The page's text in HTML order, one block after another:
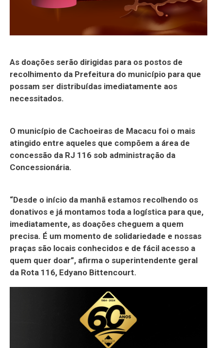
As doações serão dirigidas para os postos de
recolhimento da Prefeitura do município para que
possam ser distribuídas imediatamente aos
necessitados.
O município de Cachoeiras de Macacu foi o mais
atingido entre aqueles que compõem a área de
concessão da RJ 116 sob administração da
Concessionária.
“Desde o início da manhã estamos recolhendo os
donativos e já montamos toda a logística para que,
imediatamente, as doações cheguem a quem
precisa. É um momento de solidariedade e nossas
praças são locais conhecidos e de fácil acesso a
quem quer doar”, afirma o superintendente geral
da Rota 116, Edyano Bittencourt.